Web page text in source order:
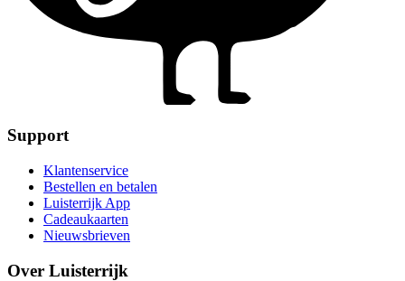
Support
Klantenservice
Bestellen en betalen
Luisterrijk App
Cadeaukaarten
Nieuwsbrieven
Over Luisterrijk